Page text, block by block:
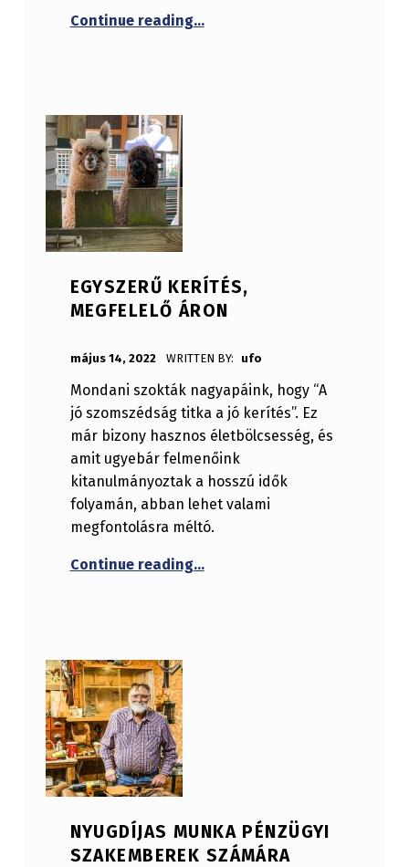
Continue reading…
EGYSZERŰ KERÍTÉS,
MEGFELELŐ ÁRON
május 14, 2022 WRITTEN BY: ufo
Mondani szokták nagyapáink, hogy “A
jó szomszédság titka a jó kerítés”. Ez
már bizony hasznos életbölcsesség, és
amit ugyebár felmenőink
kitanulmányoztak a hosszú idők
folyamán, abban lehet valami
megfontolásra méltó.
Continue reading…
NYUGDÍJAS MUNKA PÉNZÜGYI
SZAKEMBEREK SZÁMÁRA